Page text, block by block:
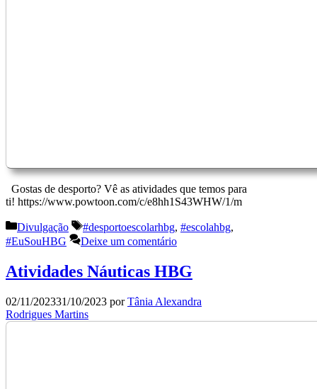
Gostas de desporto? Vê as atividades que temos para
ti! https://www.powtoon.com/c/e8hh1S43WHW/1/m
Categorias
Divulgação Etiquetas
#desportoescolarhbg, #escolahbg,
#EuSouHBG
Deixe um comentário
Atividades Náuticas HBG
02/11/202331/10/2023 porTânia Alexandra
Rodrigues Martins